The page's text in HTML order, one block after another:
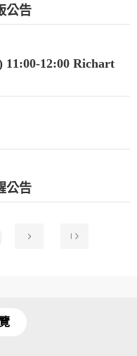
公告
11:00-12:00 Richart
公告